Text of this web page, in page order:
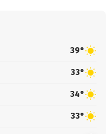
39°
33°
34°
33°